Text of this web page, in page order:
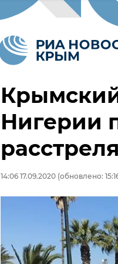
Нигерии
14:06 17.09.2020 (обновлено: